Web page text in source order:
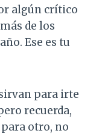
algún crítico
de los
Ese es tu
para irte
recuerda,
otro, no